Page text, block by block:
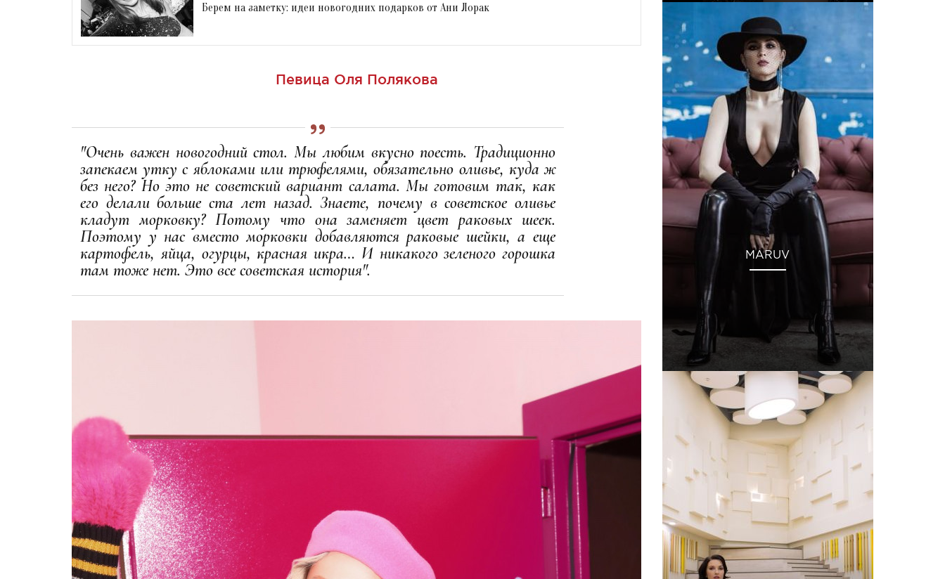
Берем на заметку: идеи новогодних подарков от Ани Лорак
Певица Оля Полякова
"Очень важен новогодний стол. Мы любим вкусно поесть. Традиционно
запекаем утку с яблоками или трюфелями, обязательно оливье, куда ж
без него? Но это не советский вариант салата. Мы готовим так, как
его делали больше ста лет назад. Знаете, почему в советское оливье
кладут морковку? Потому что она заменяет цвет раковых шеек.
Поэтому у нас вместо морковки добавляются раковые шейки, а еще
картофель, яйца, огурцы, красная икра… И никакого зеленого горошка
там тоже нет. Это все советская история".
MARUV